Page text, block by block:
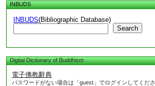
INBUDS
INBUDS(Bibliographic Database)
Search
Digital Dictionary of Buddhism
電子佛教辭典
パスワードがない場合は「guest」でログインしてくださ